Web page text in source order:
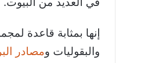
إنها بمثابة قاعدة
والبقوليات ومصادر